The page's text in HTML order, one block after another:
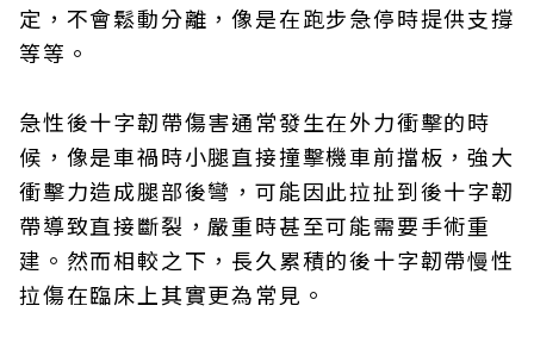
定，不會鬆動分離，像是在跑步急停時提供支撐
等等。
急性後十字韌帶傷害通常發生在外力衝擊的時
候，像是車禍時小腿直接撞擊機車前擋板，強大
衝擊力造成腿部後彎，可能因此拉扯到後十字韌
帶導致直接斷裂，嚴重時甚至可能需要手術重
建。然而相較之下，長久累積的後十字韌帶慢性
拉傷在臨床上其實更為常見。